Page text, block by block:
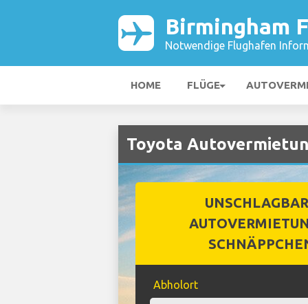
Birmingham
Notwendige Flughafen
HOME FLÜGE
Toyota
Abholort